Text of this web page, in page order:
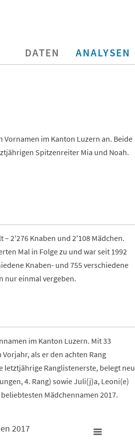
DATEN ANALYSEN
Vornamen im Kanton Luzern an. Beide
Spitzenreiter Mia und Noah.
2'276 Knaben und 2'108 Mädchen.
Mal in Folge zu und war seit 1992
Knaben- und 755 verschiedene
nur einmal vergeben.
im Kanton Luzern. Mit 33
als er den achten Rang
letztjährige Ranglistenerste, belegt neu
4. Rang) sowie Juli(j)a, Leoni(e)
Mädchennamen 2017.
2017